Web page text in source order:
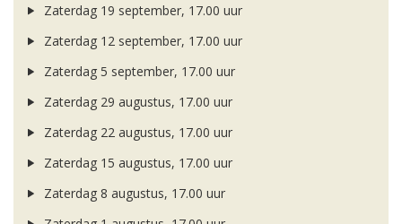
Zaterdag 19 september, 17.00 uur
Zaterdag 12 september, 17.00 uur
Zaterdag 5 september, 17.00 uur
Zaterdag 29 augustus, 17.00 uur
Zaterdag 22 augustus, 17.00 uur
Zaterdag 15 augustus, 17.00 uur
Zaterdag 8 augustus, 17.00 uur